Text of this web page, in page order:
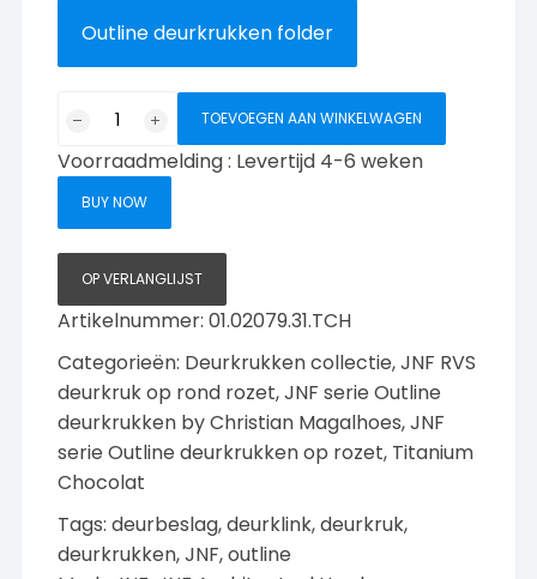
Outline deurkrukken folder
314
op
rozet,
Titanium-
Chocolat
met
White
greep
aantal
TOEVOEGEN AAN WINKELWAGEN
Voorraadmelding : Levertijd 4-6 weken
BUY NOW
OP VERLANGLIJST
Artikelnummer:01.02079.31.TCH
Categorieën: Deurkrukken collectie,JNF RVS
deurkruk op rond rozet,JNF serie Outline
deurkrukken by Christian Magalhoes,JNF
serie Outline deurkrukken op rozet, Titanium
Chocolat
Tags:deurbeslag,deurklink,deurkruk,
deurkrukken,JNF,outline